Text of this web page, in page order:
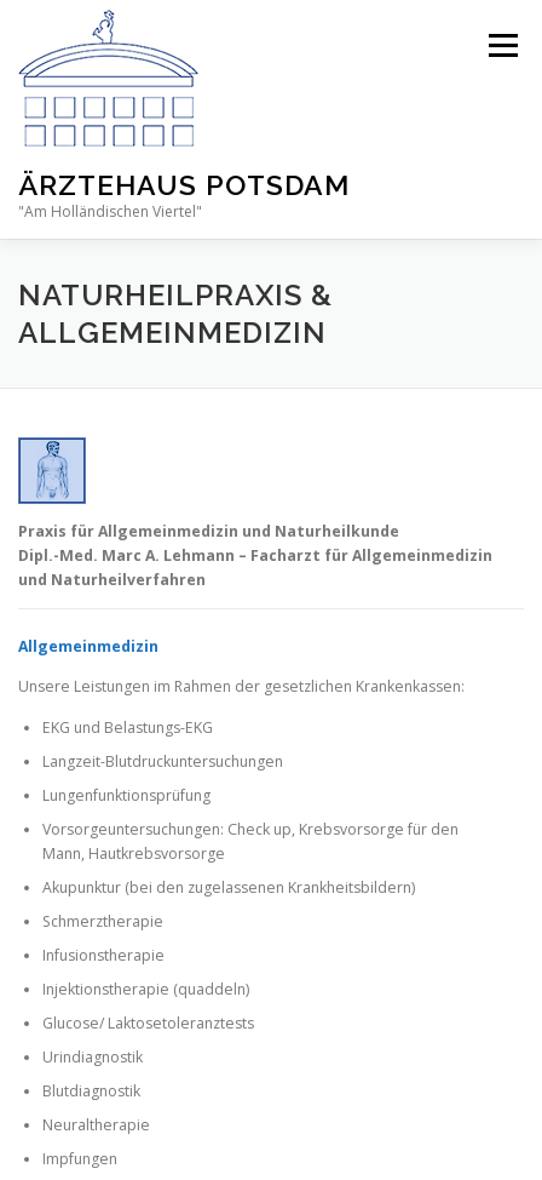
springen
ÄRZTEHAUS POTSDAM
"Am Holländischen Viertel"
Menü
NATURHEILPRAXIS &
ALLGEMEINMEDIZIN
Praxis für Allgemeinmedizin und Naturheilkunde
Dipl.-Med. Marc A. Lehmann – Facharzt für Allgemeinmedizin
und Naturheilverfahren
Allgemeinmedizin
Unsere Leistungen im Rahmen der gesetzlichen Krankenkassen:
EKG und Belastungs-EKG
Langzeit-Blutdruckuntersuchungen
Lungenfunktionsprüfung
Vorsorgeuntersuchungen: Check up, Krebsvorsorge für den
Mann, Hautkrebsvorsorge
Akupunktur (bei den zugelassenen Krankheitsbildern)
Schmerztherapie
Infusionstherapie
Injektionstherapie (quaddeln)
Glucose/ Laktosetoleranztests
Urindiagnostik
Blutdiagnostik
Neuraltherapie
Impfungen